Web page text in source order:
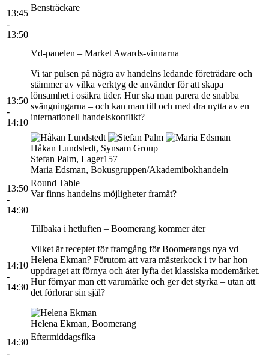
13:45
-
13:50
Bensträckare
13:50
-
14:10
Vd-panelen – Market Awards-vinnarna
Vi tar pulsen på några av handelns ledande företrädare och
stämmer av vilka verktyg de använder för att skapa
lönsamhet i osäkra tider. Hur ska man parera de snabba
svängningarna – och kan man till och med dra nytta av en
internationell handelskonflikt?
Håkan Lundstedt, Synsam Group
Stefan Palm, Lager157
Maria Edsman, Bokusgruppen/Akademibokhandeln
13:50
-
14:30
Round Table
Var finns handelns möjligheter framåt?
14:10
-
14:30
Tillbaka i hetluften – Boomerang kommer åter
Vilket är receptet för framgång för Boomerangs nya vd
Helena Ekman? Förutom att vara mästerkock i tv har hon
uppdraget att förnya och åter lyfta det klassiska modemärket.
Hur förnyar man ett varumärke och ger det styrka – utan att
det förlorar sin själ?
Helena Ekman, Boomerang
14:30
-
Eftermiddagsfika